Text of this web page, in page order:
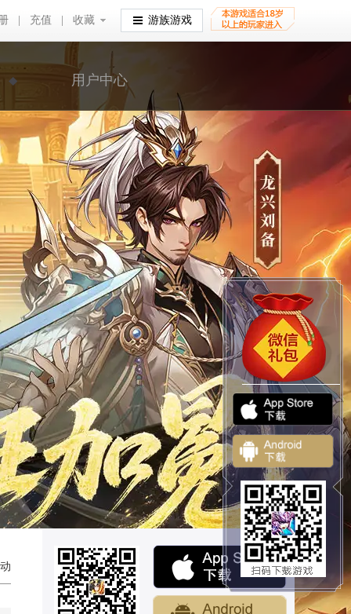
充值 收藏
收藏 游族游戏
用户中心